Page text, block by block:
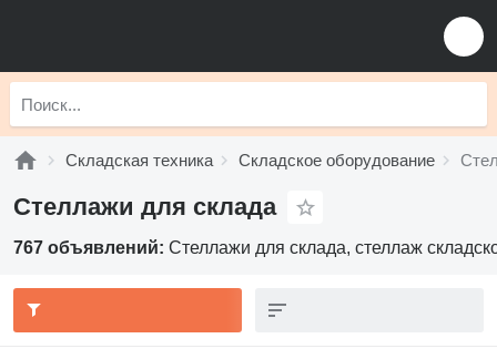
Складская техника Складское оборудование
Стеллажи для склада
767 объявлений: Стеллажи для склада, стеллаж